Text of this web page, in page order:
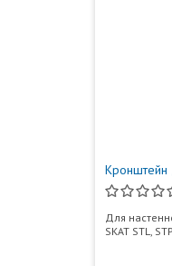
Кронштейн
Для
SKAT STL, STP